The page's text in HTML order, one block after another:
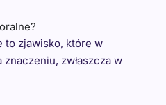
to zjawisko, które w
zwłaszcza w